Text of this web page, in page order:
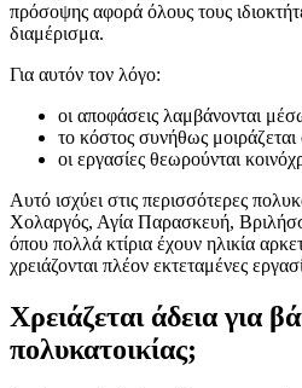
πρόσοψης αφορά όλους τους
διαμέρισμα.
Για αυτόν τον λόγο:
οι αποφάσεις λαμβάνονται
το κόστος συνήθως
οι εργασίες θεωρούνται
Αυτό ισχύει στις περισσότερες
Χολαργός, Αγία Παρασκευή,
όπου πολλά κτίρια έχουν ηλικία
χρειάζονται πλέον εκτεταμένες
Χρειάζεται άδεια για
πολυκατοικίας;